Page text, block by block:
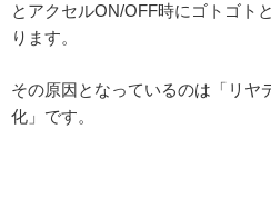
とアクセルON/OFF時にゴトゴト
ります。
その原因となっているのは「リヤ
化」です。